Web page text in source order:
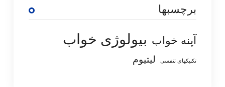
برچسبها
آپنه خواب بیولوژی خواب
تکنیکهای تنفسی لیتیوم